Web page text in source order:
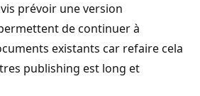
prévoir une version
de continuer à
existants car refaire cela
publishing est long et